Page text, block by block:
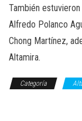
También
Alfredo Polanco
Chong Martínez,
Altamira.
Categoría